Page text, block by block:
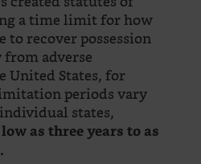
a time limit for how
to recover possession
adverse
United States, for
periods vary
states,
as three years to as